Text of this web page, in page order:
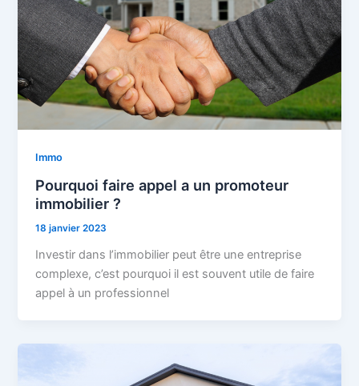
Immo
Pourquoi faire appel a un promoteur
immobilier ?
18 janvier 2023
Investir dans l’immobilier peut être une entreprise
complexe, c’est pourquoi il est souvent utile de faire
appel à un professionnel